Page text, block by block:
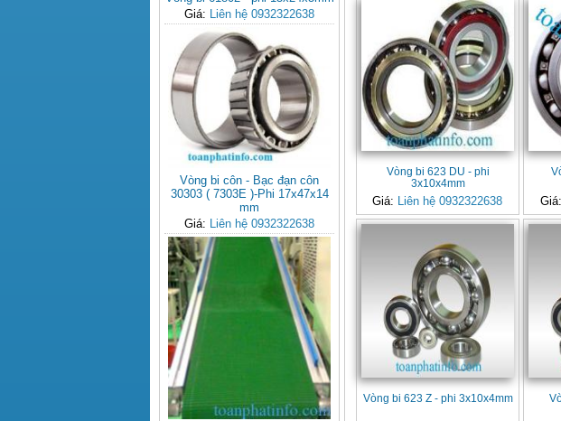
Giá: Liên hệ 0932322638
Vòng bi côn - Bạc đạn côn
30303 ( 7303E )-Phi 17x47x14
mm
Giá: Liên hệ 0932322638
Vòng bi 623 DU - phi
3x10x4mm
Giá: Liên hệ 0932322638 Giá:
Vòng bi 623 Z - phi 3x10x4mm